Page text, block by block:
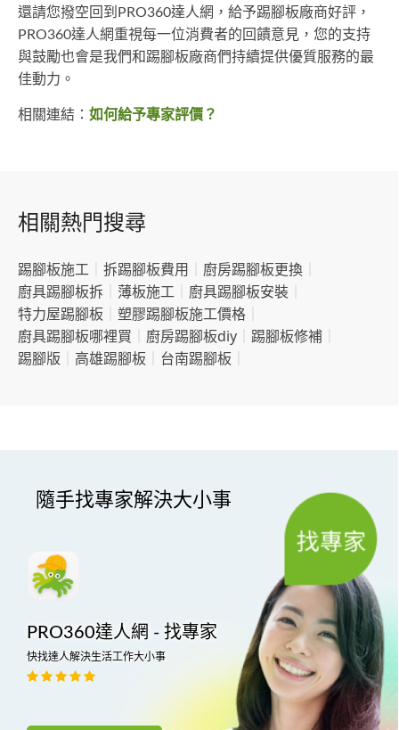
還請您撥空回到PRO360達人網，給予踢腳板廠商好評，
PRO360達人網重視每一位消費者的回饋意見，您的支持
與鼓勵也會是我們和踢腳板廠商們持續提供優質服務的最
佳動力。
相關連結： 如何給予專家評價？
相關熱門搜尋
踢腳板施工 拆踢腳板費用 廚房踢腳板更換
廚具踢腳板拆
薄板施工 廚具踢腳板安裝
特力屋踢腳板
塑膠踢腳板施工價格
廚具踢腳板哪裡買
廚房踢腳板diy 踢腳板修補
踢腳版
高雄踢腳板 台南踢腳板
隨手找專家解決大小事
PRO360達人網 - 找專家
快找達人解決生活工作大小事